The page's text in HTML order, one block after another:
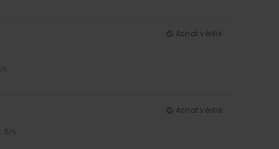
Achat vérifié
/5
Achat vérifié
: 5/5